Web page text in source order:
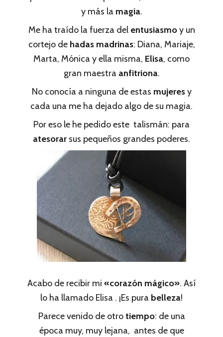
y más la magia.
Me ha traído la fuerza del entusiasmoy un
cortejo de hadas madrinas: Diana, Mariaje,
Marta, Mónica y ella misma, Elisa, como
gran maestra anfitriona.
No conocía a ninguna de estas mujeresy
cada una me ha dejado algo de su magia.
Por eso le he pedido este talismán: para
atesorar sus pequeños grandes poderes.
Acabo de recibir mi «corazón mágico». Así
lo ha llamado Elisa . ¡Es pura belleza!
Parece venido de otrotiempo: de una
época muy, muy lejana, antes de que